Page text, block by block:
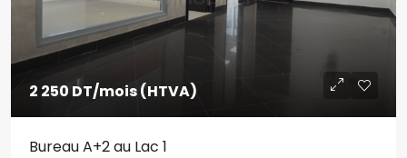
2 250 DT/mois (HTVA)
Bureau A+2 au Lac 1